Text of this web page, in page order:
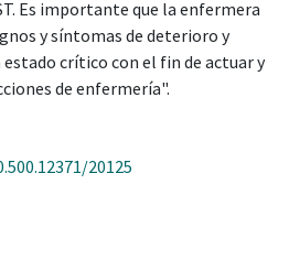
Es importante que la enfermera
y síntomas de deterioro y
crítico con el fin de actuar y
de enfermería".
20125